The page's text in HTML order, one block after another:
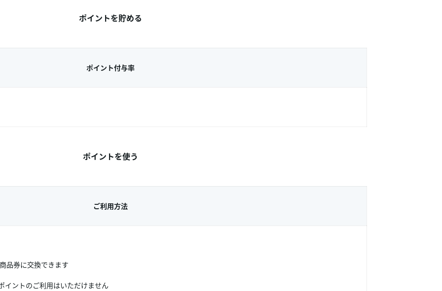
ポイントを貯める
ポイント付与率
ポイントを使う
ご利用方法
品券に交換できます
イントのご利用はいただけません